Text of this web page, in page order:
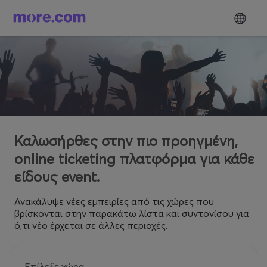
Καλωσήρθες στην πιο προηγμένη,
online ticketing πλατφόρμα για κάθε
είδους event.
Ανακάλυψε νέες εμπειρίες από τις χώρες που
βρίσκονται στην παρακάτω λίστα και συντονίσου για
ό,τι νέο έρχεται σε άλλες περιοχές.